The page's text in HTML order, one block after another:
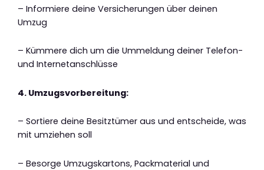
– Informiere deine Versicherungen über deinen
Umzug
– Kümmere dich um die Ummeldung deiner Telefon-
und Internetanschlüsse
4. Umzugsvorbereitung:
– Sortiere deine Besitztümer aus und entscheide, was
mit umziehen soll
– Besorge Umzugskartons, Packmaterial und